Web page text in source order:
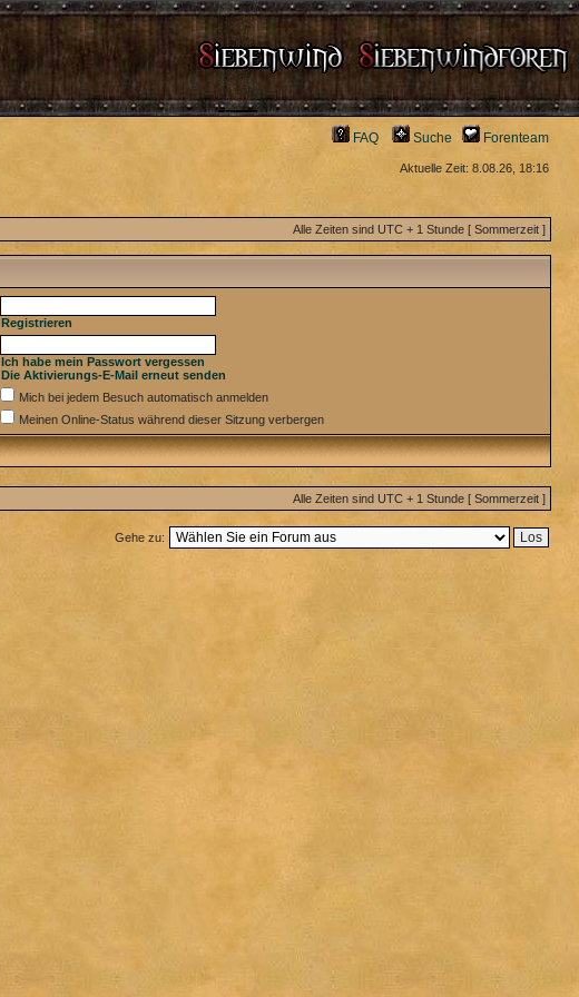
FAQ Suche Forenteam
Aktuelle Zeit: 8.08.26, 18:16
Alle Zeiten sind UTC + 1 Stunde [ Sommerzeit ]
Registrieren
Ich habe mein Passwort vergessen
Die Aktivierungs-E-Mail erneut senden
Mich bei jedem Besuch automatisch anmelden
Meinen Online-Status während dieser Sitzung verbergen
Alle Zeiten sind UTC + 1 Stunde [ Sommerzeit ]
Gehe zu: